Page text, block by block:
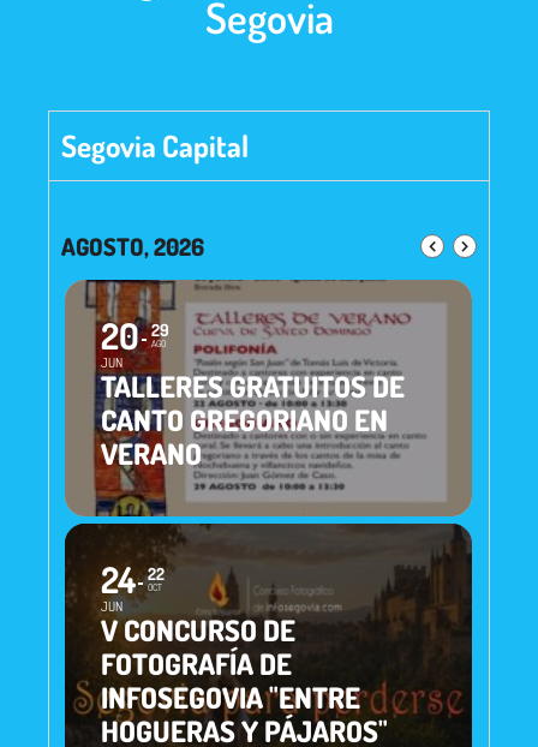
Segovia
Segovia Capital
AGOSTO, 2026
20
JUN
29
AGO
TALLERES GRATUITOS DE
CANTO GREGORIANO EN
VERANO
24
JUN
22
OCT
V CONCURSO DE
FOTOGRAFÍA DE
INFOSEGOVIA "ENTRE
HOGUERAS Y PÁJAROS"